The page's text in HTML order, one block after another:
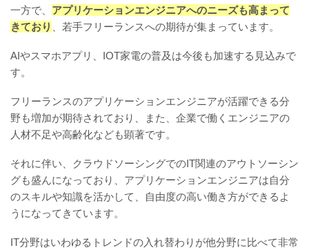
一方で、 アプリケーションエンジニアへのニーズも高まって
きており
、若手フリーランスへの期待が集まっています。
AIやスマホアプリ、IOT家電の普及は今後も加速する見込みで
す。
フリーランスのアプリケーションエンジニアが活躍できる分
野も増加が期待されており、また、企業で働くエンジニアの
人材不足や高齢化なども顕著です。
それに伴い、クラウドソーシングでのIT関連のアウトソーシン
グも盛んになっており、アプリケーションエンジニアは自分
のスキルや知識を活かして、自由度の高い働き方ができるよ
うになってきています。
IT分野はいわゆるトレンドの入れ替わりが他分野に比べて非常